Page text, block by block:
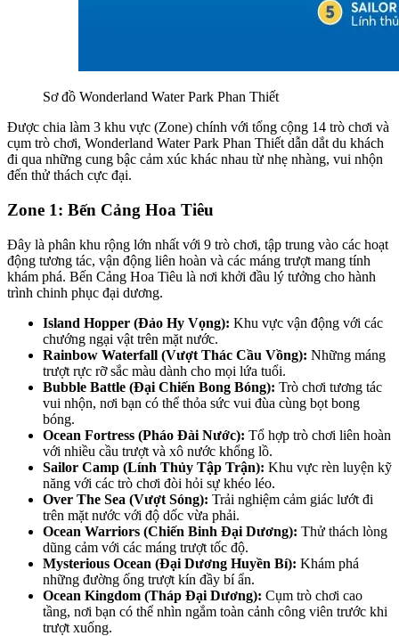
Sơ đồ Wonderland Water Park Phan Thiết
Được chia làm 3 khu vực (Zone) chính với tổng cộng 14 trò chơi và
cụm trò chơi, Wonderland Water Park Phan Thiết dẫn dắt du khách
đi qua những cung bậc cảm xúc khác nhau từ nhẹ nhàng, vui nhộn
đến thử thách cực đại.
Zone 1: Bến Cảng Hoa Tiêu
Đây là phân khu rộng lớn nhất với 9 trò chơi, tập trung vào các hoạt
động tương tác, vận động liên hoàn và các máng trượt mang tính
khám phá. Bến Cảng Hoa Tiêu là nơi khởi đầu lý tưởng cho hành
trình chinh phục đại dương.
Island Hopper (Đảo Hy Vọng): Khu vực vận động với các
chướng ngại vật trên mặt nước.
Rainbow Waterfall (Vượt Thác Cầu Vồng): Những máng
trượt rực rỡ sắc màu dành cho mọi lứa tuổi.
Bubble Battle (Đại Chiến Bong Bóng): Trò chơi tương tác
vui nhộn, nơi bạn có thể thỏa sức vui đùa cùng bọt bong
bóng.
Ocean Fortress (Pháo Đài Nước): Tổ hợp trò chơi liên hoàn
với nhiều cầu trượt và xô nước khổng lồ.
Sailor Camp (Lính Thủy Tập Trận): Khu vực rèn luyện kỹ
năng với các trò chơi đòi hỏi sự khéo léo.
Over The Sea (Vượt Sóng): Trải nghiệm cảm giác lướt đi
trên mặt nước với độ dốc vừa phải.
Ocean Warriors (Chiến Binh Đại Dương): Thử thách lòng
dũng cảm với các máng trượt tốc độ.
Mysterious Ocean (Đại Dương Huyền Bí): Khám phá
những đường ống trượt kín đầy bí ẩn.
Ocean Kingdom (Tháp Đại Dương): Cụm trò chơi cao
tầng, nơi bạn có thể nhìn ngắm toàn cảnh công viên trước khi
trượt xuống.